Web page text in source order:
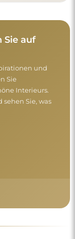
Sie auf
und
Sie
Interieurs.
Sie, was